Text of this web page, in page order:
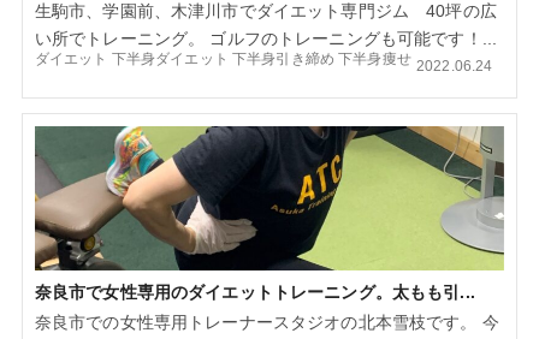
生駒市、学園前、木津川市でダイエット専門ジム 40坪の広
い所でトレーニング。 ゴルフのトレーニングも可能です！...
ダイエット 下半身ダイエット 下半身引き締め 下半身痩せ 2022.06.24
奈良市で女性専用のダイエットトレーニング。太もも引...
奈良市での女性専用トレーナースタジオの北本雪枝です。 今